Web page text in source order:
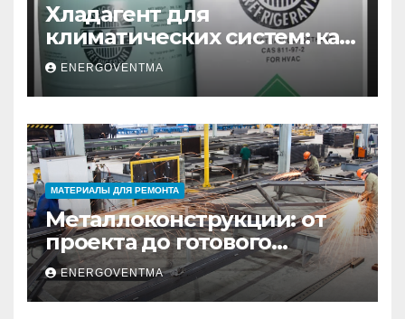
Хладагент для
климатических систем: как
выбрать и купить фреон в
Санкт-Петербурге
ENERGOVENTMA
МАТЕРИАЛЫ ДЛЯ РЕМОНТА
Металлоконструкции: от
проекта до готового
изделия – полный
практический гид
ENERGOVENTMA